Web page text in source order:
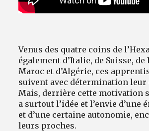
Venus des quatre coins de
également d’Italie, de Suisse, de
Maroc et d’Algérie, ces
suivent avec détermination leur
Mais, derrière cette motivation
a surtout l’idée et l’envie d’une
et d’une certaine autonomie,
leurs proches.